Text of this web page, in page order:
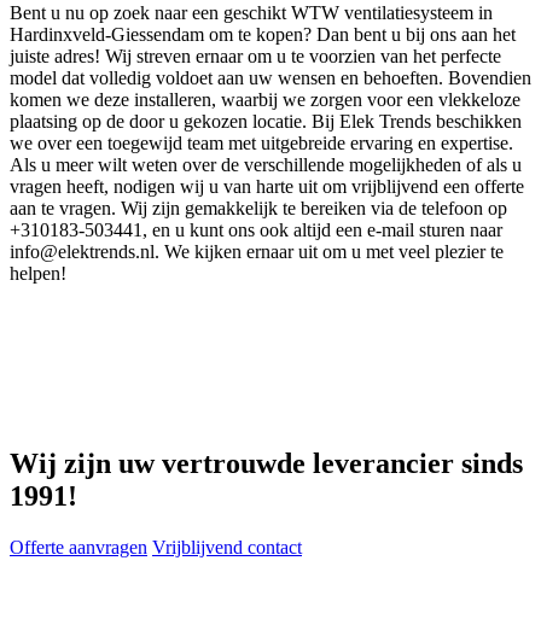
Bent u nu op zoek naar een geschikt WTW ventilatiesysteem in
Hardinxveld-Giessendam om te kopen? Dan bent u bij ons aan het
juiste adres! Wij streven ernaar om u te voorzien van het perfecte
model dat volledig voldoet aan uw wensen en behoeften. Bovendien
komen we deze installeren, waarbij we zorgen voor een vlekkeloze
plaatsing op de door u gekozen locatie. Bij Elek Trends beschikken
we over een toegewijd team met uitgebreide ervaring en expertise.
Als u meer wilt weten over de verschillende mogelijkheden of als u
vragen heeft, nodigen wij u van harte uit om vrijblijvend een offerte
aan te vragen. Wij zijn gemakkelijk te bereiken via de telefoon op
+310183-503441, en u kunt ons ook altijd een e-mail sturen naar
info@elektrends.nl. We kijken ernaar uit om u met veel plezier te
helpen!
Wij zijn uw vertrouwde leverancier sinds
1991!
Offerte aanvragen Vrijblijvend contact